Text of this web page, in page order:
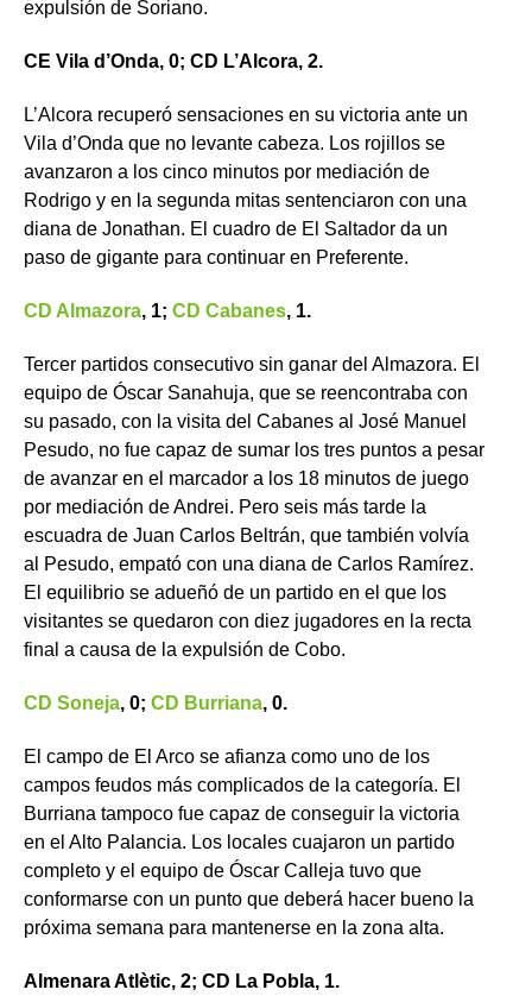
expulsión de Soriano.
CE Vila d’Onda, 0; CD L’Alcora, 2.
L’Alcora recuperó sensaciones en su victoria ante un
Vila d’Onda que no levante cabeza. Los rojillos se
avanzaron a los cinco minutos por mediación de
Rodrigo y en la segunda mitas sentenciaron con una
diana de Jonathan. El cuadro de El Saltador da un
paso de gigante para continuar en Preferente.
CD Almazora, 1; CD Cabanes, 1.
Tercer partidos consecutivo sin ganar del Almazora. El
equipo de Óscar Sanahuja, que se reencontraba con
su pasado, con la visita del Cabanes al José Manuel
Pesudo, no fue capaz de sumar los tres puntos a pesar
de avanzar en el marcador a los 18 minutos de juego
por mediación de Andrei. Pero seis más tarde la
escuadra de Juan Carlos Beltrán, que también volvía
al Pesudo, empató con una diana de Carlos Ramírez.
El equilibrio se adueñó de un partido en el que los
visitantes se quedaron con diez jugadores en la recta
final a causa de la expulsión de Cobo.
CD Soneja, 0; CD Burriana, 0.
El campo de El Arco se afianza como uno de los
campos feudos más complicados de la categoría. El
Burriana tampoco fue capaz de conseguir la victoria
en el Alto Palancia. Los locales cuajaron un partido
completo y el equipo de Óscar Calleja tuvo que
conformarse con un punto que deberá hacer bueno la
próxima semana para mantenerse en la zona alta.
Almenara Atlètic, 2; CD La Pobla, 1.